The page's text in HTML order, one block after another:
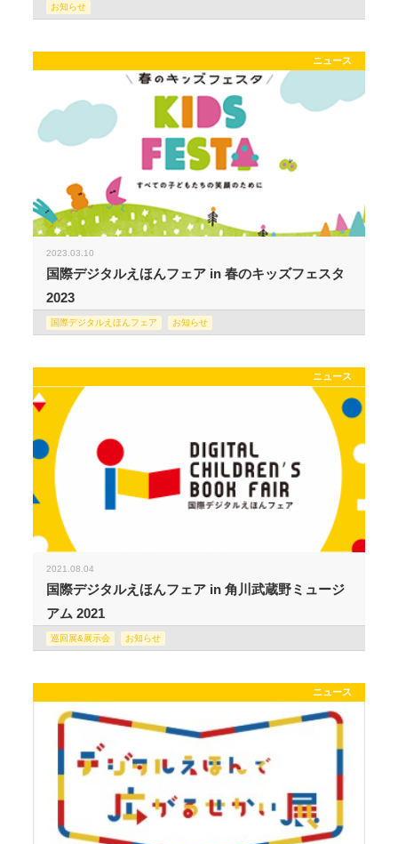
お知らせ
ニュース
2023.03.10
国際デジタルえほんフェア in 春のキッズフェスタ
2023
国際デジタルえほんフェア お知らせ
ニュース
2021.08.04
国際デジタルえほんフェア in 角川武蔵野ミュージ
アム 2021
巡回展&展示会 お知らせ
ニュース